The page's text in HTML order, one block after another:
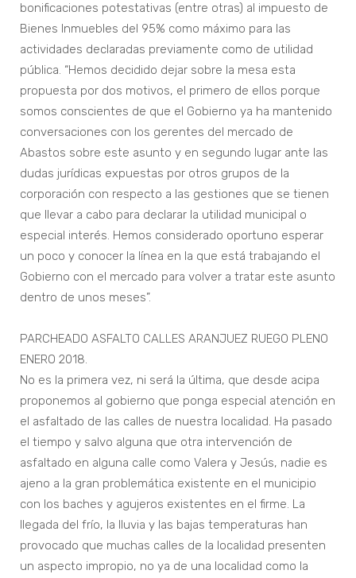
bonificaciones potestativas (entre otras) al impuesto de
Bienes Inmuebles del 95% como máximo para las
actividades declaradas previamente como de utilidad
pública. “Hemos decidido dejar sobre la mesa esta
propuesta por dos motivos, el primero de ellos porque
somos conscientes de que el Gobierno ya ha mantenido
conversaciones con los gerentes del mercado de
Abastos sobre este asunto y en segundo lugar ante las
dudas jurídicas expuestas por otros grupos de la
corporación con respecto a las gestiones que se tienen
que llevar a cabo para declarar la utilidad municipal o
especial interés. Hemos considerado oportuno esperar
un poco y conocer la línea en la que está trabajando el
Gobierno con el mercado para volver a tratar este asunto
dentro de unos meses”.
PARCHEADO ASFALTO CALLES ARANJUEZ RUEGO PLENO
ENERO 2018.
No es la primera vez, ni será la última, que desde acipa
proponemos al gobierno que ponga especial atención en
el asfaltado de las calles de nuestra localidad. Ha pasado
el tiempo y salvo alguna que otra intervención de
asfaltado en alguna calle como Valera y Jesús, nadie es
ajeno a la gran problemática existente en el municipio
con los baches y agujeros existentes en el firme. La
llegada del frío, la lluvia y las bajas temperaturas han
provocado que muchas calles de la localidad presenten
un aspecto impropio, no ya de una localidad como la